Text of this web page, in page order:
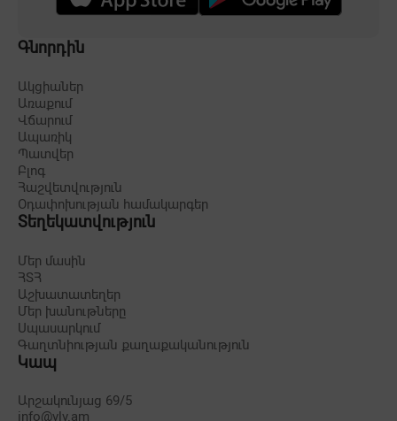
Գնորդին
Ակցիաներ
Առաքում
Վճարում
Ապառիկ
Պատվեր
Բլոգ
Հաշվետվություն
Օդափոխության համակարգեր
Տեղեկատվություն
Մեր մասին
ՀՏՀ
Աշխատատեղեր
Մեր խանութները
Սպասարկում
Գաղտնիության քաղաքականություն
Կապ
Արշակունյաց 69/5
info@vlv.am